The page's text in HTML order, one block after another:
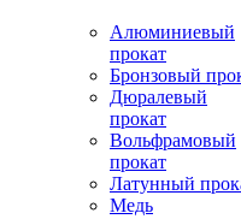
Алюминиевый
прокат
Бронзовый
Дюралевый
прокат
Вольфрамовый
прокат
Латунный
Медь